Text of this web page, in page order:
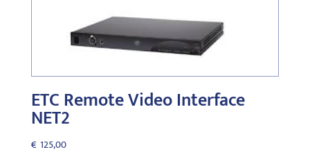
ETC Remote Video Interface
NET2
€ 125,00